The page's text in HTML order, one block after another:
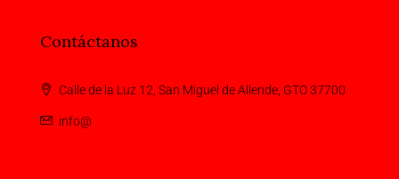
Contáctanos
Calle de la Luz 12, San Miguel de Allende, GTO 37700
info@